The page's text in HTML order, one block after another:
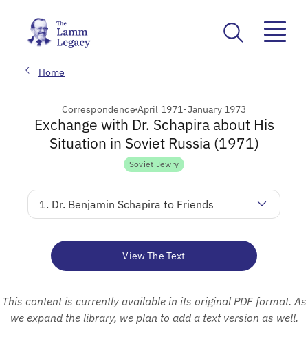
Home
Correspondence April 1971-January 1973
Exchange with Dr. Schapira about His
Situation in Soviet Russia (1971)
Soviet Jewry
1. Dr. Benjamin Schapira to Friends
View The Text
This content is currently available in its original PDF format. As
we expand the library, we plan to add a text version as well.